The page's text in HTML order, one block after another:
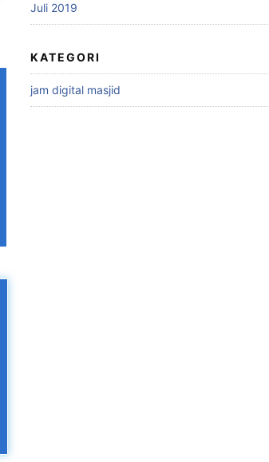
Juli 2019
KATEGORI
jam digital masjid